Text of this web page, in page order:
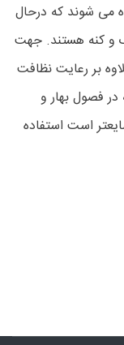
می شوند که درحال
و کنه هستند. جهت
بر رعایت نظافت
در فصول بهار و
است استفاده